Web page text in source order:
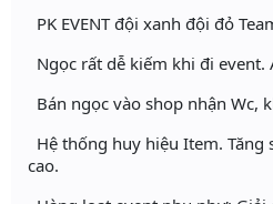
PK EVENT đội xanh đội đỏ
Ngọc rất dễ kiếm khi đi event.
Bán ngọc vào shop nhận Wc,
Hệ thống huy hiệu Item.
cao.